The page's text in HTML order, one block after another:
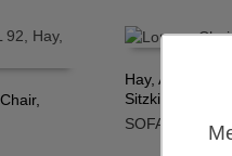
Hay, AAL83,
Sitzkissen,
SOFAS &